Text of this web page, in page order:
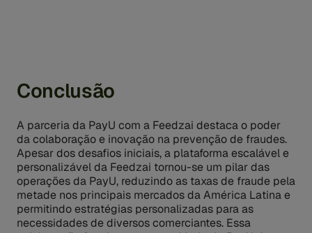
Conclusão
A parceria da PayU com a Feedzai destaca o poder
da colaboração e inovação na prevenção de fraudes.
Apesar dos desafios iniciais, a plataforma escalável e
personalizável da Feedzai tornou-se um pilar das
operações da PayU, reduzindo as taxas de fraude pela
metade nos principais mercados da América Latina e
permitindo estratégias personalizadas para as
necessidades de diversos comerciantes. Essa